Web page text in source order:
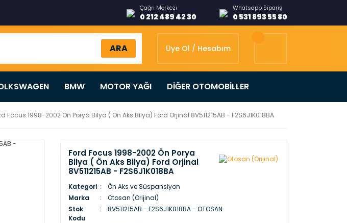
Çağrı Merkezi
0 212 489 42 30
Whatsapp Sipariş
0 531 893 55 80
ARA Üye Ol / Hesabım
BMW MOTOR YAĞI DİĞER OTOMOBİLLER
Focus 1998-2002 Ön Porya Bilya ( Ön Aks Bilya) Ford Orjinal 8V511215AB - F2S6J1K018BA
Ford Focus 1998-2002 Ön Porya
Bilya ( Ön Aks Bilya) Ford Orjinal
8V511215AB - F2S6J1K018BA
Kategori
Ön Aks ve Süspansiyon
Marka
Otosan (Orijinal)
Stok
Kodu
8V511215AB - F2S6J1K018BA - OTOSAN